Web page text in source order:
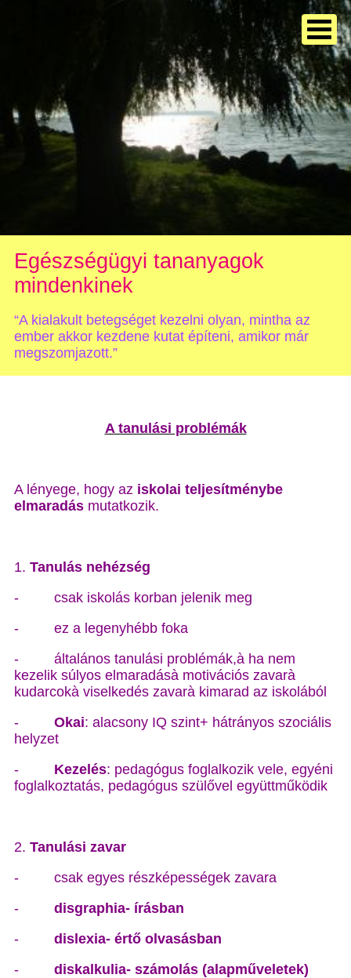
Egészségügyi tananyagok
mindenkinek
“A kialakult betegséget kezelni olyan, mintha az
ember akkor kezdene kutat építeni, amikor már
megszomjazott.”
A tanulási problémák
A lényege, hogy az iskolai teljesítménybe
elmaradás mutatkozik.
1. Tanulás nehézség
- csak iskolás korban jelenik meg
- ez a legenyhébb foka
- általános tanulási problémák,à ha nem
kezelik súlyos elmaradásà motivációs zavarà
kudarcokà viselkedés zavarà kimarad az iskolából
- Okai: alacsony IQ szint+ hátrányos szociális
helyzet
- Kezelés: pedagógus foglalkozik vele, egyéni
foglalkoztatás, pedagógus szülővel együttműködik
2. Tanulási zavar
- csak egyes részképességek zavara
- disgraphia- írásban
- dislexia- értő olvasásban
- diskalkulia- számolás (alapműveletek)